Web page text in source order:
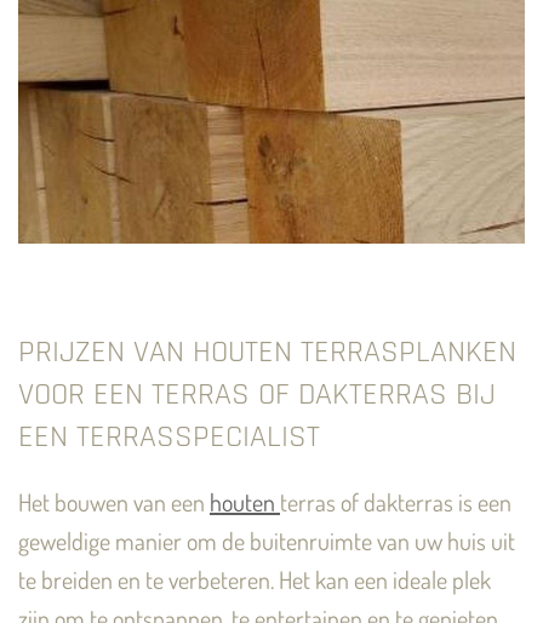
PRIJZEN VAN HOUTEN TERRASPLANKEN
VOOR EEN TERRAS OF DAKTERRAS BIJ
EEN TERRASSPECIALIST
Het bouwen van een houten terras of dakterras is een
geweldige manier om de buitenruimte van uw huis uit
te breiden en te verbeteren. Het kan een ideale plek